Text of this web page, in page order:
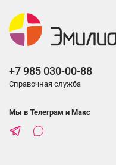
+7 985 030-00-88
Справочная служба
Мы в Телеграм и Макс